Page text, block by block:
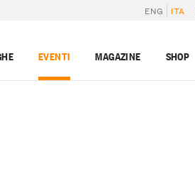
ENG ITA
EVENTI MAGAZINE SHOP